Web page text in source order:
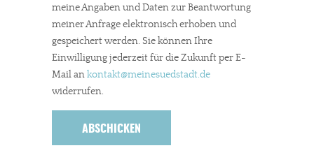
meine Angaben und Daten zur Beantwortung
meiner Anfrage elektronisch erhoben und
gespeichert werden. Sie können Ihre
Einwilligung jederzeit für die Zukunft per E-
Mail ankontakt@meinesuedstadt.de
widerrufen.